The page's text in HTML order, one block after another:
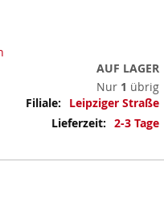
AUF LAGER
Nur 1 übrig
Mehr
Informationen
Leipziger Straße
2-3 Tage